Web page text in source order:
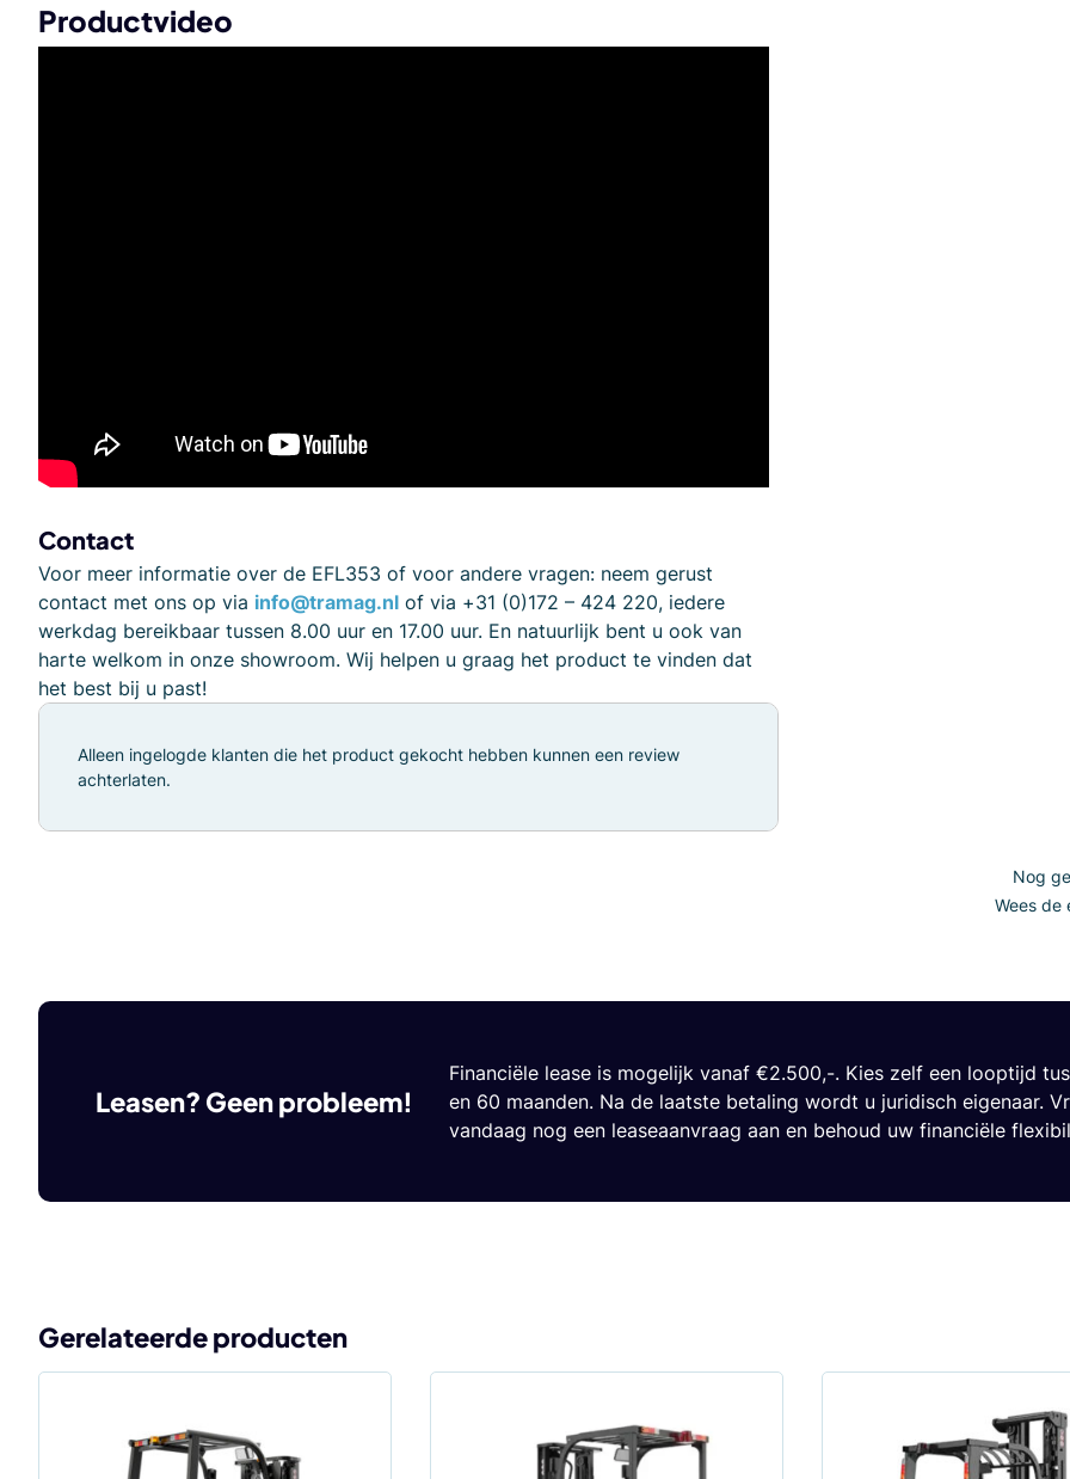
Productvideo
Contact
Voor meer informatie over de EFL353 of voor andere vragen: neem gerust
contact met ons op via info@tramag.nl of via +31 (0)172 – 424 220, iedere
werkdag bereikbaar tussen 8.00 uur en 17.00 uur. En natuurlijk bent u ook van
harte welkom in onze showroom. Wij helpen u graag het product te vinden dat
het best bij u past!
Nog
Wees de
Alleen ingelogde klanten die het product gekocht hebben kunnen een review
achterlaten.
Leasen? Geen probleem!
Financiële lease is mogelijk vanaf €2.500,-. Kies zelf een looptijd
en 60 maanden. Na de laatste betaling wordt u juridisch eigenaar.
vandaag nog een leaseaanvraag aan en behoud uw financiële
Gerelateerde producten
product
product